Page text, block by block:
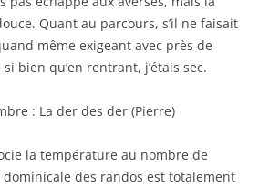
Quant au parcours, s’il ne faisait
même exigeant avec près de
bien qu’en rentrant, j’étais sec.
: La der des der (Pierre)
la température au nombre de
des randos est totalement